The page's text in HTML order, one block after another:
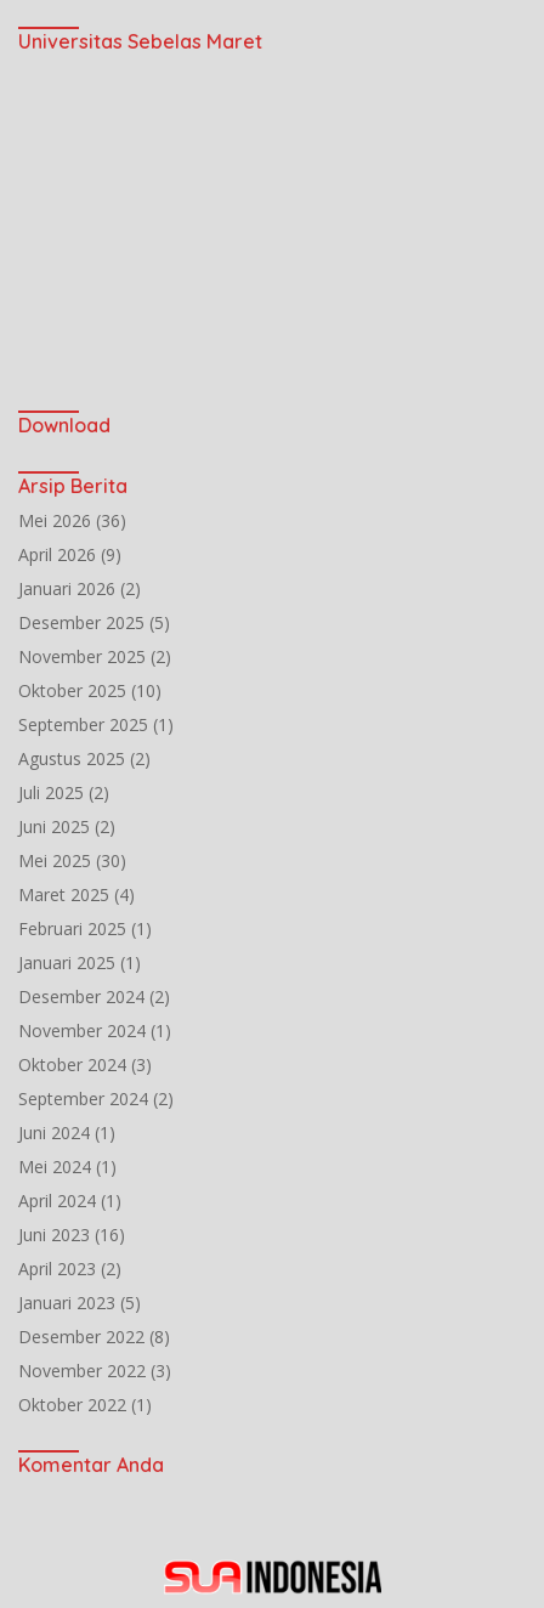
Universitas Sebelas Maret
Download
Arsip Berita
Mei 2026 (36)
April 2026 (9)
Januari 2026 (2)
Desember 2025 (5)
November 2025 (2)
Oktober 2025 (10)
September 2025 (1)
Agustus 2025 (2)
Juli 2025 (2)
Juni 2025 (2)
Mei 2025 (30)
Maret 2025 (4)
Februari 2025 (1)
Januari 2025 (1)
Desember 2024 (2)
November 2024 (1)
Oktober 2024 (3)
September 2024 (2)
Juni 2024 (1)
Mei 2024 (1)
April 2024 (1)
Juni 2023 (16)
April 2023 (2)
Januari 2023 (5)
Desember 2022 (8)
November 2022 (3)
Oktober 2022 (1)
Komentar Anda